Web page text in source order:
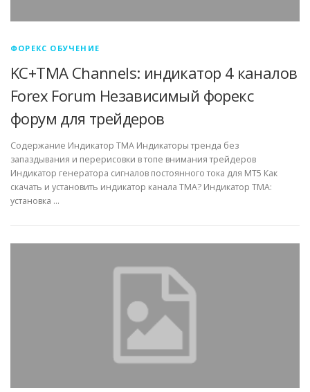
ФОРЕКС ОБУЧЕНИЕ
KC+TMA Channels: индикатор 4 каналов
Forex Forum Независимый форекс
форум для трейдеров
Содержание Индикатор TMA Индикаторы тренда без
запаздывания и перерисовки в топе внимания трейдеров
Индикатор генератора сигналов постоянного тока для MT5 Как
скачать и установить индикатор канала TMA? Индикатор TMA:
установка …